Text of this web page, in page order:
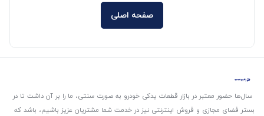
صفحه اصلی
سال‌ها حضور معتبر در بازار قطعات یدکی خودرو به صورت سنتی، ما را بر آن داشت تا در
بستر فضای مجازی و فروش اینترنتی نیز در خدمت شما مشتریان عزیز باشیم، باشد که